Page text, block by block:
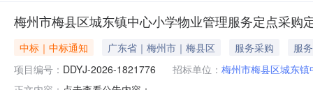
梅州市梅县区城东镇中心小学物业管理服务定点采购
中标｜中标通知 广东省｜梅州市｜梅县区 服务采购
服务
项目编号： DDYJ-2026-1821776 招标单位： 梅州市梅县区城东镇